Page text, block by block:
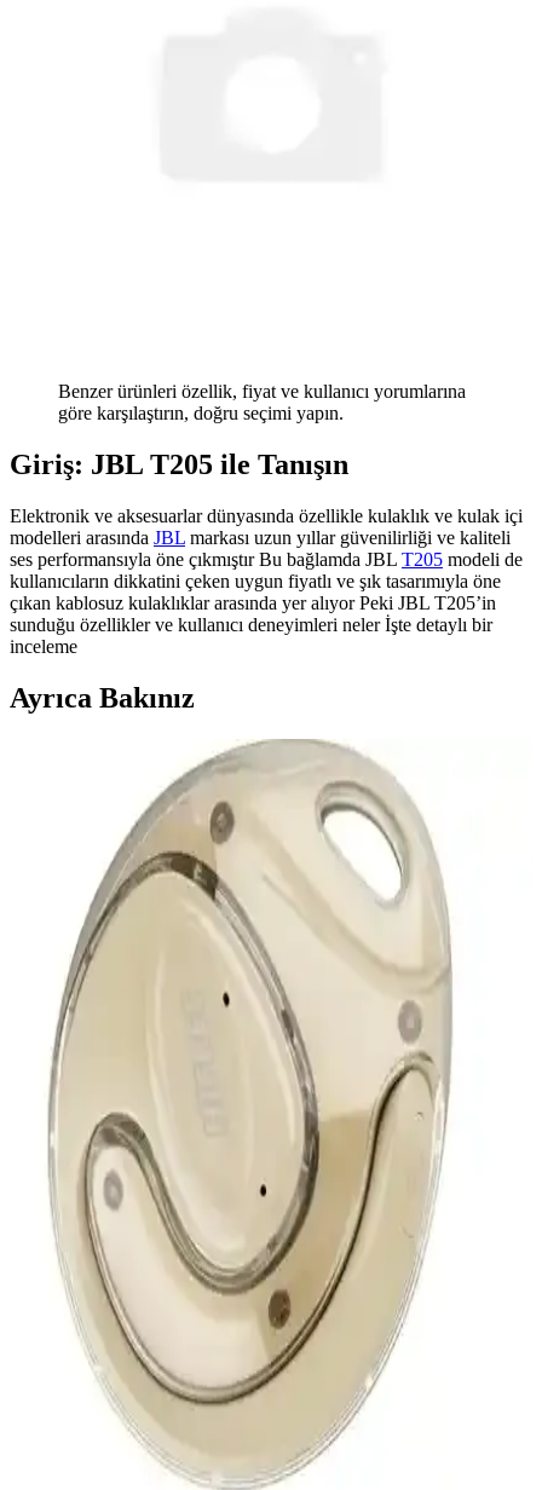
Benzer ürünleri özellik, fiyat ve kullanıcı yorumlarına
göre karşılaştırın, doğru seçimi yapın.
Giriş: JBL T205 ile Tanışın
Elektronik ve aksesuarlar dünyasında özellikle kulaklık ve kulak içi
modelleri arasında JBL markası uzun yıllar güvenilirliği ve kaliteli
ses performansıyla öne çıkmıştır Bu bağlamda JBL T205 modeli de
kullanıcıların dikkatini çeken uygun fiyatlı ve şık tasarımıyla öne
çıkan kablosuz kulaklıklar arasında yer alıyor Peki JBL T205’in
sunduğu özellikler ve kullanıcı deneyimleri neler İşte detaylı bir
inceleme
Ayrıca Bakınız
Teknomoda P2961 Bluetooth Kulak Üstü Kulaklık:
Gelişmiş Özellikler ve Ergonomik Tasarım
Teknomoda P2961, ergonomik tasarımı, gelişmiş Bluetooth 5.0 ve
aktif gürültü önleme özellikleriyle öne çıkan kablosuz kulaklık.
Uzun pil ömrü ve şık görünümüyle günlük ve spor kullanımı için
Beats Solo Buds Mat Siyah Kablosuz Kulak İçi
Kulaklık Özellikleri ve Kullanıcı Yorumları
Beats Solo Buds, yüksek ses kalitesi, şık tasarım ve suya
dayanıklılığıyla öne çıkan kablosuz kulak içi kulaklıklar. Bluetooth
5.3 ve ANC özellikleriyle kesintisiz müzik deneyimi sunar.
Kablosuz Kulaklıklar: Teknolojik Özellikler ve
Kullanıcı Tercihleri Üzerine Güncel Bir
Değerlendirme
Kablosuz kulaklıklar, Bluetooth, gürültü engelleme ve uzun pil ömrü
gibi özelliklerle hareket özgürlüğü sağlar ve sürekli gelişen
teknolojileriyle kullanıcıların ilgisini çekiyor.
AirPods Orijinalliği ve Güncel Modeller Hakkında
Detaylı Bilgi ve Karşılaştırma
Apple’ın kablosuz kulaklık serisi AirPods’un orijinalliği ve güncel
modelleri hakkında detaylı bilgi, özellikler ve kullanıcı deneyimleri
ile ilgili kapsamlı rehber.
İki Bluetooth Bağlantısı Aynı Anda: Güncel